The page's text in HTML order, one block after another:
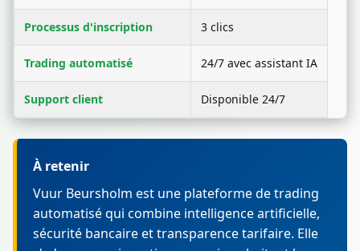
Processus d'inscription 3 clics
Trading automatisé 24/7 avec assistant IA
Support client Disponible 24/7
À retenir
Vuur Beursholm est une plateforme de trading
automatisé qui combine intelligence artificielle,
sécurité bancaire et transparence tarifaire. Elle